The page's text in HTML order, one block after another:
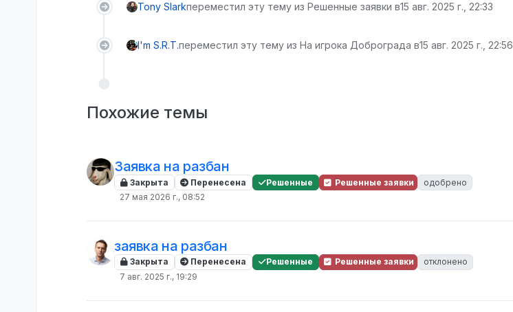
Tony Slarkпереместил эту тему из Решенные заявки в15 авг. 2025 г., 22:33
I'm S.R.T.переместил эту тему из На игрока Доброграда в15 авг. 2025 г., 22:56
Похожие темы
Заявка на разбан
Закрыта Перенесена Решенные Решенные заявки
одобрено
27 мая 2026 г., 08:52
заявка на разбан
Закрыта Перенесена Решенные Решенные заявки
отклонено
7 авг. 2025 г., 19:29